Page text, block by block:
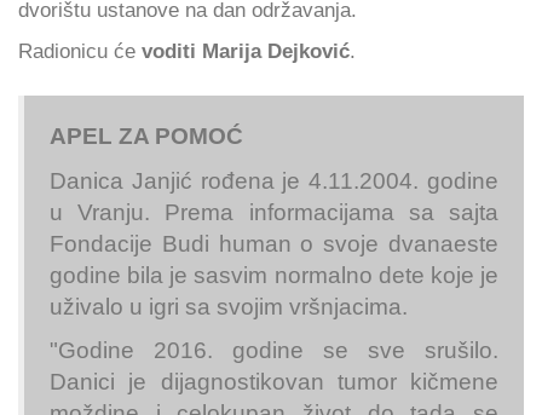
dvorištu ustanove na dan održavanja.
Radionicu će voditi Marija Dejković.
APEL ZA POMOĆ
Danica Janjić rođena je 4.11.2004. godine
u Vranju. Prema informacijama sa sajta
Fondacije Budi human o svoje dvanaeste
godine bila je sasvim normalno dete koje je
uživalo u igri sa svojim vršnjacima.
"Godine 2016. godine se sve srušilo.
Danici je dijagnostikovan tumor kičmene